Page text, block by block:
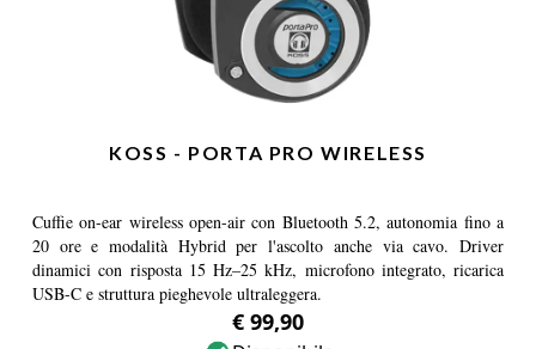
KOSS - PORTA PRO WIRELESS
Cuffie on-ear wireless open-air con Bluetooth 5.2, autonomia fino a
20 ore e modalità Hybrid per l'ascolto anche via cavo. Driver
dinamici con risposta 15 Hz–25 kHz, microfono integrato, ricarica
USB-C e struttura pieghevole ultraleggera.
€ 99,90